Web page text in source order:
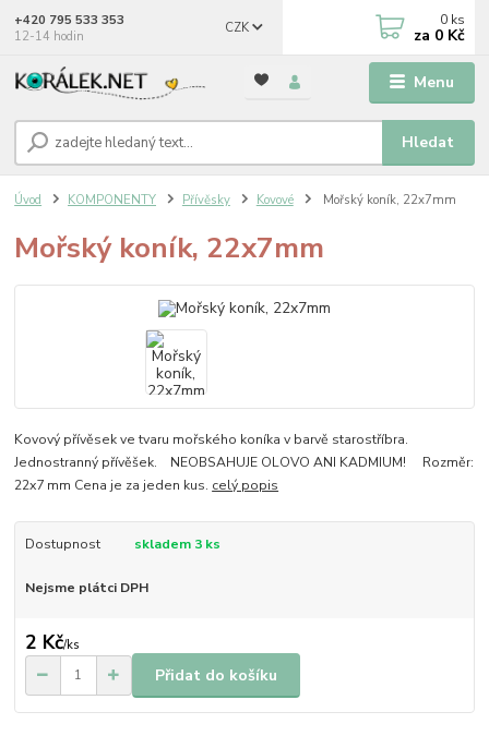
Menu
CZK
Hledat
+420 795 533 353
12-14 hodin
0 ks
za 0 Kč
Úvod KOMPONENTY Přívěsky Kovové Mořský koník, 22x7mm
Mořský koník, 22x7mm
Kovový přívěsek ve tvaru mořského koníka v barvě starostříbra.
Jednostranný přívěšek. NEOBSAHUJE OLOVO ANI KADMIUM! Rozměr:
22x7 mm Cena je za jeden kus. celý popis
Dostupnost skladem 3 ks
Nejsme plátci DPH
2 Kč/ks
Přidat do košíku